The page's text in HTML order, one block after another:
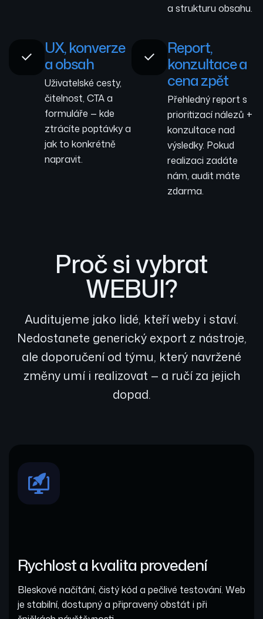
a strukturu obsahu.
UX, konverze
a obsah
Uživatelské cesty,
čitelnost, CTA a
formuláře — kde
ztrácíte poptávky a
jak to konkrétně
napravit.
Report,
konzultace a
cena zpět
Přehledný report s
prioritizací nálezů +
konzultace nad
výsledky. Pokud
realizaci zadáte
nám, audit máte
zdarma.
Proč si vybrat
WEBUI?
Auditujeme jako lidé, kteří weby i staví.
Nedostanete generický export z nástroje,
ale doporučení od týmu, který navržené
změny umí i realizovat — a ručí za jejich
dopad.
Rychlost a kvalita provedení
Bleskové načítání, čistý kód a pečlivé testování. Web
je stabilní, dostupný a připravený obstát i při